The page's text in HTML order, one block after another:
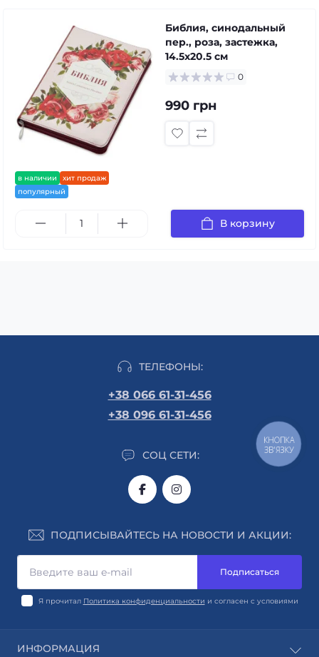
в наличии
хит продаж
популярный
Библия, синодальный
пер., роза, застежка,
14.5x20.5 см
0
990 грн
В корзину
ТЕЛЕФОНЫ:
+38 066 61-31-456
+38 096 61-31-456
СОЦ СЕТИ:
ПОДПИСЫВАЙТЕСЬ НА НОВОСТИ И АКЦИИ:
Подписаться
Я прочитал Политика конфиденциальности и согласен с условиями
ИНФОРМАЦИЯ
КНОПКА
ЗВ'ЯЗКУ